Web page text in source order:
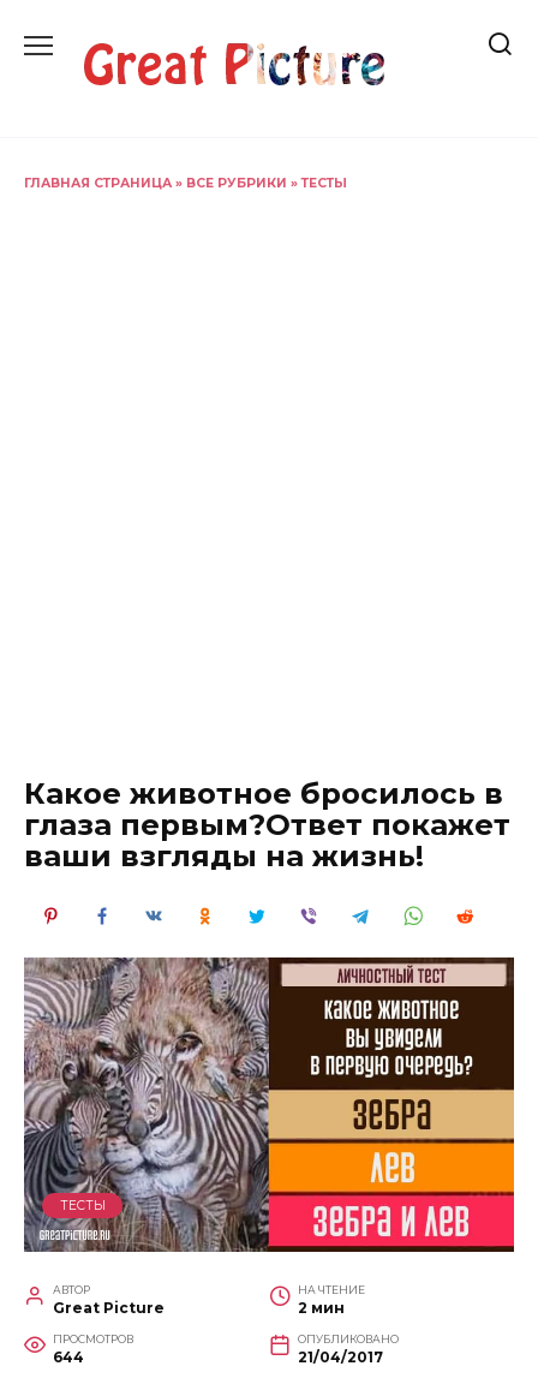
содержанию
ГЛАВНАЯ СТРАНИЦА » ВСЕ РУБРИКИ »ТЕСТЫ
Какое животное бросилось в
глаза первым?Ответ покажет
ваши взгляды на жизнь!
ТЕСТЫ
АВТОР
Great Picture
НА ЧТЕНИЕ
2 мин
ПРОСМОТРОВ
644
ОПУБЛИКОВАНО
21/04/2017